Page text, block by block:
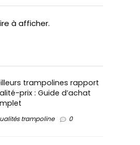
à afficher.
trampolines rapport
prix : Guide d’achat
trampoline 0